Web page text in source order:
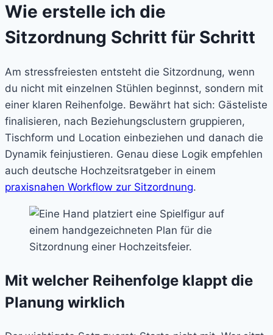
Wie erstelle ich die
Sitzordnung Schritt für Schritt
Am stressfreiesten entsteht die Sitzordnung, wenn
du nicht mit einzelnen Stühlen beginnst, sondern mit
einer klaren Reihenfolge. Bewährt hat sich: Gästeliste
finalisieren, nach Beziehungsclustern gruppieren,
Tischform und Location einbeziehen und danach die
Dynamik feinjustieren. Genau diese Logik empfehlen
auch deutsche Hochzeitsratgeber in einem
praxisnahen Workflow zur Sitzordnung.
Mit welcher Reihenfolge klappt die
Planung wirklich